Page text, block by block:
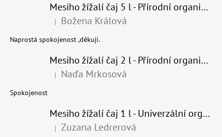
Mesiho žížalí čaj 5 l - Přírodní organické hnojivo 100% nature
Hodnocení produktu je 5 z 5 hvězdiček.
| Božena Králová
Naprostá spokojenost ,děkuji.
Mesiho žížalí čaj 2 l - Přírodní organické hnojivo 100% nature - recyklovaný obal
Hodnocení produktu je 5 z 5 hvězdiček.
| Naďa Mrkosová
Spokojenost
Mesiho žížalí čaj 1 l - Univerzální organické hnojivo
Hodnocení produktu je 5 z 5 hvězdiček.
| Zuzana Ledrerová